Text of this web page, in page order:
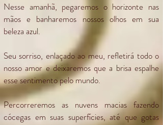
Nesse amanhã, pegaremos o horizonte nas
mãos e banharemos nossos olhos em sua
beleza azul.
Seu sorriso, enlaçado ao meu, refletirá todo o
nosso amor e deixaremos que a brisa espalhe
esse sentimento pelo mundo.
Percorreremos as nuvens macias fazendo
cócegas em suas superfícies, até que gotas